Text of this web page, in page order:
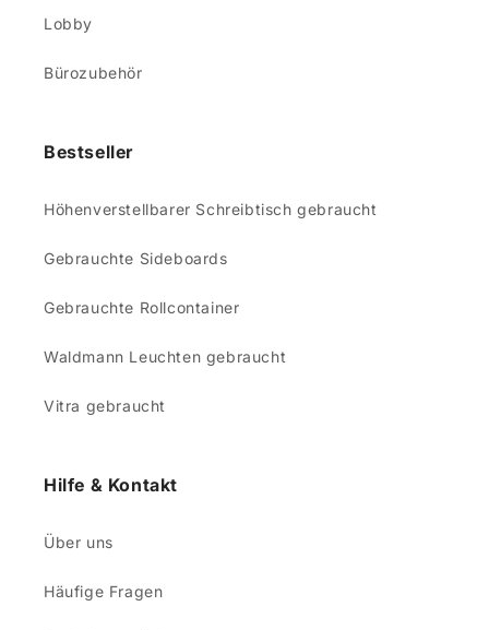
Lobby
Bürozubehör
Bestseller
Höhenverstellbarer Schreibtisch gebraucht
Gebrauchte Sideboards
Gebrauchte Rollcontainer
Waldmann Leuchten gebraucht
Vitra gebraucht
Hilfe & Kontakt
Über uns
Häufige Fragen